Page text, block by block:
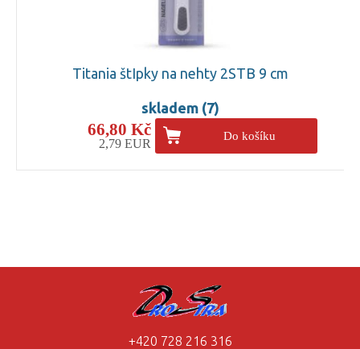
Titania štIpky na nehty 2STB 9 cm
skladem (7)
66,80 Kč
2,79 EUR
Do košíku
+420 728 216 316